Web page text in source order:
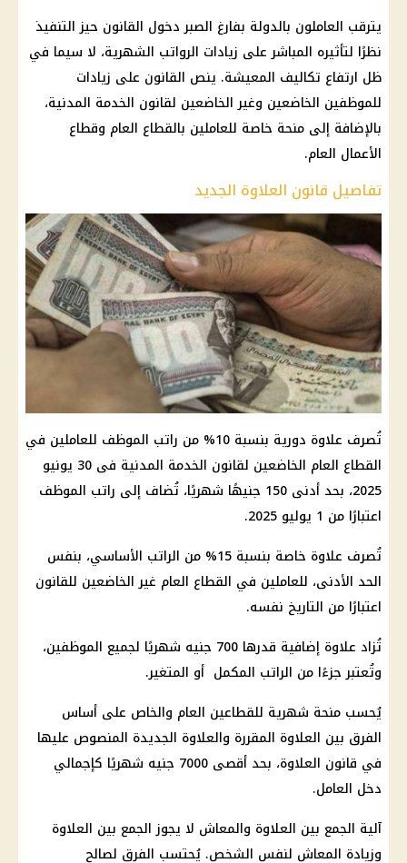
يترقب العاملون بالدولة بفارغ الصبر دخول القانون حيز التنفيذ
نظرًا لتأثيره المباشر على زيادات الرواتب الشهرية، لا سيما في
ظل ارتفاع تكاليف المعيشة. ينص القانون على زيادات
للموظفين الخاضعين وغير الخاضعين لقانون الخدمة المدنية،
بالإضافة إلى منحة خاصة للعاملين بالقطاع العام وقطاع
الأعمال العام.
تفاصيل قانون العلاوة الجديد
تُصرف علاوة دورية بنسبة 10% من راتب الموظف للعاملين في
القطاع العام الخاضعين لقانون الخدمة المدنية فى 30 يونيو
2025، بحد أدنى 150 جنيهًا شهريًا، تُضاف إلى راتب الموظف
اعتبارًا من 1 يوليو 2025.
تُصرف علاوة خاصة بنسبة 15% من الراتب الأساسي، بنفس
الحد الأدنى، للعاملين في القطاع العام غير الخاضعين للقانون
اعتبارًا من التاريخ نفسه.
تُزاد علاوة إضافية قدرها 700 جنيه شهريًا لجميع الموظفين،
وتُعتبر جزءًا من الراتب المكمل أو المتغير.
يُحسب منحة شهرية للقطاعين العام والخاص على أساس
الفرق بين العلاوة المقررة والعلاوة الجديدة المنصوص عليها
في قانون العلاوة، بحد أقصى 7000 جنيه شهريًا كإجمالي
دخل العامل.
آلية الجمع بين العلاوة والمعاش لا يجوز الجمع بين العلاوة
وزيادة المعاش لنفس الشخص. يُحتسب الفرق لصالح